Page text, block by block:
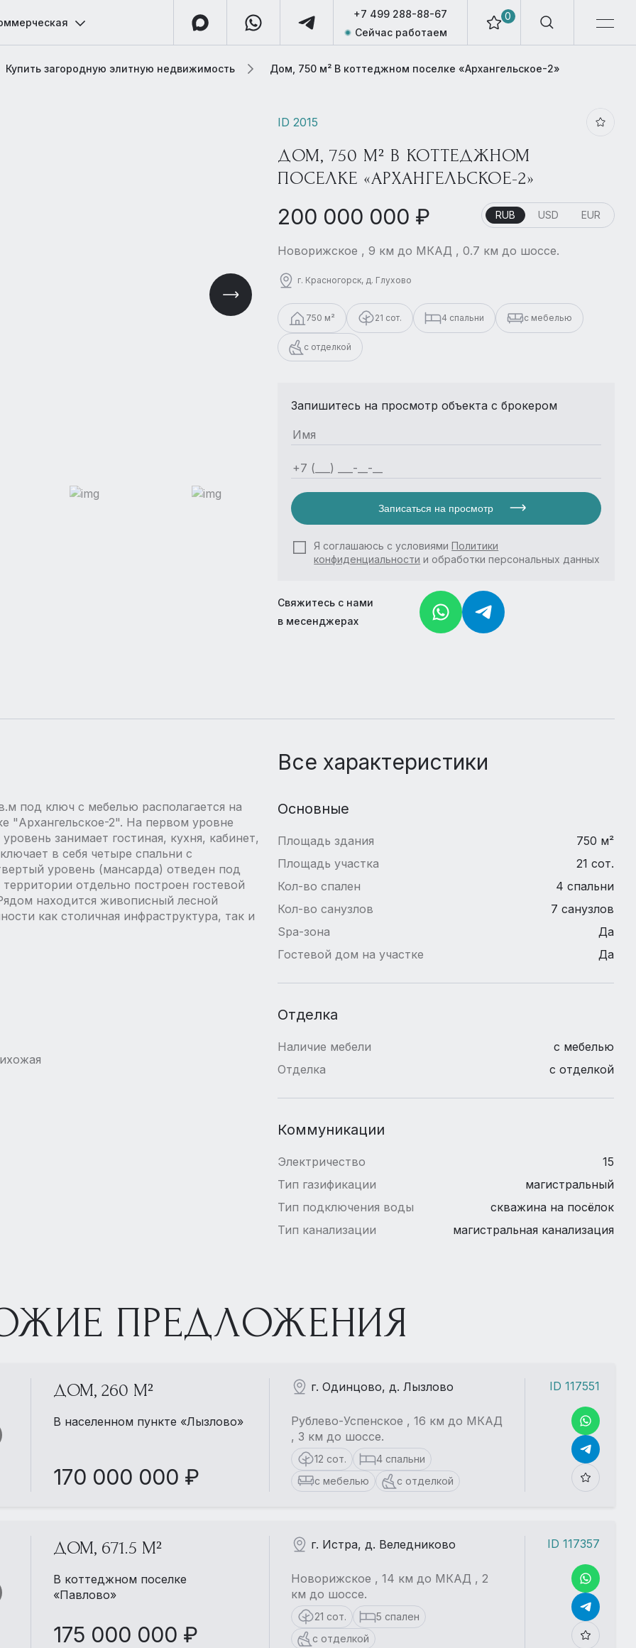
0
+7 499 288-88-67
Сейчас работаем
Купить загородную элитную недвижимость Дом, 750 м² В коттеджном поселке «Архангельское-2»
ID 2015
ДОМ, 750 М² В КОТТЕДЖНОМ
ПОСЕЛКЕ «АРХАНГЕЛЬСКОЕ-2»
200 000 000 ₽ RUB USD EUR
Новорижское , 9 км до МКАД , 0.7 км до шоссе.
г. Красногорск, д. Глухово
750 м² 21 сот. 4 спальни с мебелью
с отделкой
Запишитесь на просмотр объекта с брокером
Записаться на просмотр
Я соглашаюсь с условиямиПолитики
конфиденциальности и обработки персональных данных
Свяжитесь с нами
в месенджерах
под ключ с мебелью располагается на
"Архангельское-2". На первом уровне
занимает гостиная, кухня, кабинет,
в себя четыре спальни с
уровень (мансарда) отведен под
отдельно построен гостевой
находится живописный лесной
как столичная инфраструктура, так и
Все характеристики
Основные
Площадь здания
750 м²
Площадь участка
21 сот.
Кол-во спален
4 спальни
Кол-во санузлов
7 санузлов
Spa-зона
Да
Гостевой дом на участке
Да
Отделка
Наличие мебели
с мебелью
Отделка
с отделкой
Коммуникации
Электричество
15
Тип газификации
магистральный
Тип подключения воды
скважина на посёлок
Тип канализации
магистральная канализация
ПРЕДЛОЖЕНИЯ
ДОМ, 260 М²
В населенном пункте «Лызлово»
170 000 000 ₽
г. Одинцово, д. Лызлово
Рублево-Успенское , 16 км до МКАД
, 3 км до шоссе.
12 сот.
4 спальни
с мебелью
с отделкой
ID 117551
ДОМ, 671.5 М²
В коттеджном поселке
«Павлово»
175 000 000 ₽
г. Истра, д. Веледниково
Новорижское , 14 км до МКАД , 2
км до шоссе.
21 сот.
5 спален
с отделкой
ID 117357